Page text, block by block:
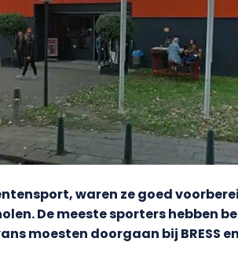
waren ze goed
De meeste sporters hebben
moesten doorgaan bij BRESS